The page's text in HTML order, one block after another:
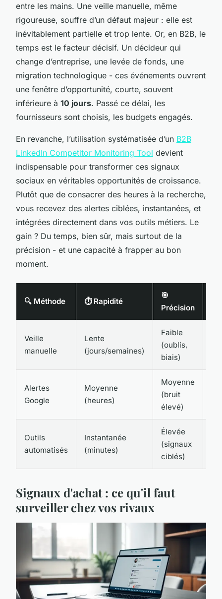
entre les mains. Une veille manuelle, même
rigoureuse, souffre d’un défaut majeur : elle est
inévitablement partielle et trop lente. Or, en B2B, le
temps est le facteur décisif. Un décideur qui
change d’entreprise, une levée de fonds, une
migration technologique - ces événements ouvrent
une fenêtre d’opportunité, courte, souvent
inférieure à 10 jours. Passé ce délai, les
fournisseurs sont choisis, les budgets engagés.
En revanche, l’utilisation systématisée d’un B2B
LinkedIn Competitor Monitoring Tool devient
indispensable pour transformer ces signaux
sociaux en véritables opportunités de croissance.
Plutôt que de consacrer des heures à la recherche,
vous recevez des alertes ciblées, instantanées, et
intégrées directement dans vos outils métiers. Le
gain ? Du temps, bien sûr, mais surtout de la
précision - et une capacité à frapper au bon
moment.
🔍 Méthode ⏱️ Rapidité
🎯
Précision
Veille
manuelle
Lente
(jours/semaines)
Faible
(oublis,
biais)
Alertes
Google
Moyenne
(heures)
Moyenne
(bruit
élevé)
Outils
automatisés
Instantanée
(minutes)
Élevée
(signaux
ciblés)
Signaux d'achat : ce qu'il faut
surveiller chez vos rivaux